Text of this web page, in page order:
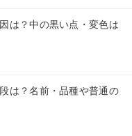
は？中の黒い点・変色は
は？名前・品種や普通の